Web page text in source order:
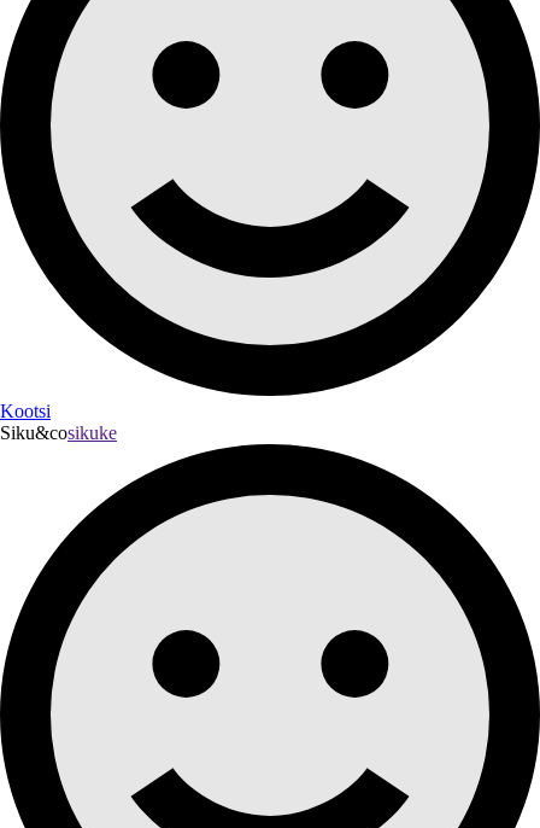
Kootsi
Siku&cosikuke